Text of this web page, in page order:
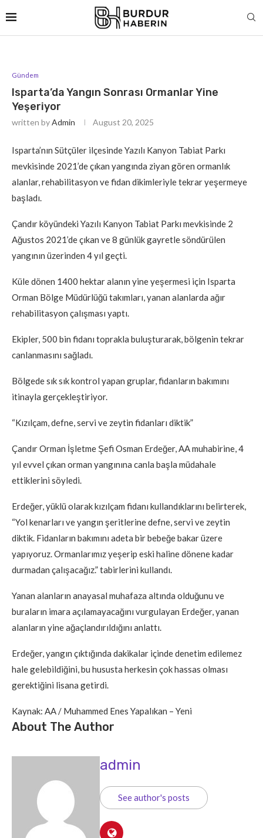
Gündem
Isparta’da Yangın Sonrası Ormanlar Yine
Yeşeriyor
written byAdmin August 20, 2025
Isparta’nın Sütçüler ilçesinde Yazılı Kanyon Tabiat Parkı
mevkisinde 2021’de çıkan yangında ziyan gören ormanlık
alanlar, rehabilitasyon ve fidan dikimleriyle tekrar yeşermeye
başladı.
Çandır köyündeki Yazılı Kanyon Tabiat Parkı mevkisinde 2
Ağustos 2021’de çıkan ve 8 günlük gayretle söndürülen
yangının üzerinden 4 yıl geçti.
Küle dönen 1400 hektar alanın yine yeşermesi için Isparta
Orman Bölge Müdürlüğü takımları, yanan alanlarda ağır
rehabilitasyon çalışması yaptı.
Ekipler, 500 bin fidanı toprakla buluşturarak, bölgenin tekrar
canlanmasını sağladı.
Bölgede sık sık kontrol yapan gruplar, fidanların bakımını
itinayla gerçekleştiriyor.
“Kızılçam, defne, servi ve zeytin fidanları diktik”
Çandır Orman İşletme Şefi Osman Erdeğer, AA muhabirine, 4
yıl evvel çıkan orman yangınına canla başla müdahale
ettiklerini söyledi.
Erdeğer, yüklü olarak kızılçam fidanı kullandıklarını belirterek,
“Yol kenarları ve yangın şeritlerine defne, servi ve zeytin
diktik. Fidanların bakımını adeta bir bebeğe bakar üzere
yapıyoruz. Ormanlarımız yeşerip eski haline dönene kadar
durmadan çalışacağız.” tabirlerini kullandı.
Yanan alanların anayasal muhafaza altında olduğunu ve
buraların imara açılamayacağını vurgulayan Erdeğer, yanan
alanların yine ağaçlandırıldığını anlattı.
Erdeğer, yangın çıktığında dakikalar içinde denetim edilemez
hale gelebildiğini, bu hususta herkesin çok hassas olması
gerektiğini lisana getirdi.
Kaynak: AA / Muhammed Enes Yapalıkan – Yeni
About The Author
admin
See author's posts